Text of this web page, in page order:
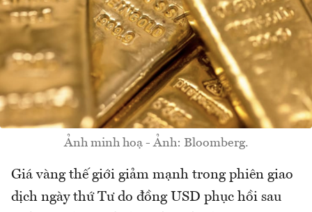
Ảnh minh hoạ - Ảnh: Bloomberg.
Giá vàng thế giới giảm mạnh trong phiên giao
dịch ngày thứ Tư do đồng USD phục hồi sau